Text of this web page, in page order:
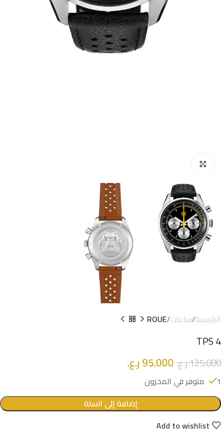
الرئيسية ساعات ROUE
TPS 4
125.000ر.ع.95.000ر.ع.
1 متوفر في المخزون
إضافة إلى السلة
Add to wishlist